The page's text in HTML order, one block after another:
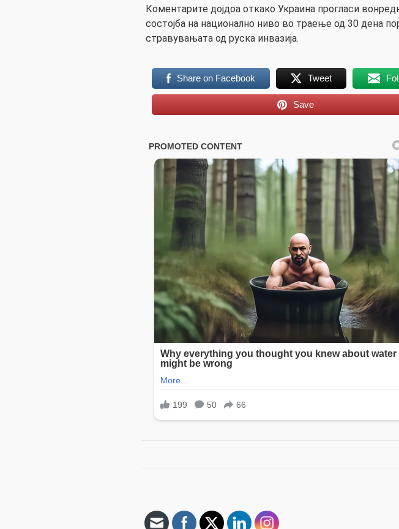
Коментарите дојдоа откако Украина прогласи
состојба на национално ниво во траење од 30 дена
стравувањата од руска инвазија.
Share on Facebook Tweet
Save